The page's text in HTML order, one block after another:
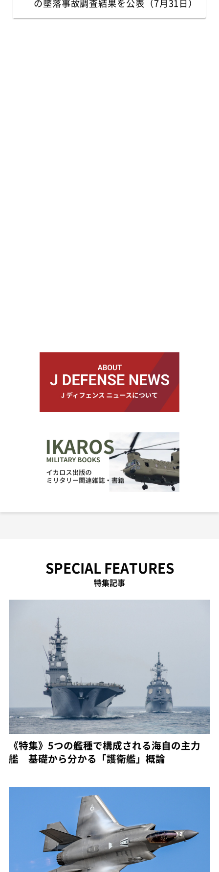
の墜落事故調査結果を公表（7月31日）
SPECIAL FEATURES
特集記事
《特集》5つの艦種で構成される海自の主力
艦 基礎から分かる「護衛艦」概論